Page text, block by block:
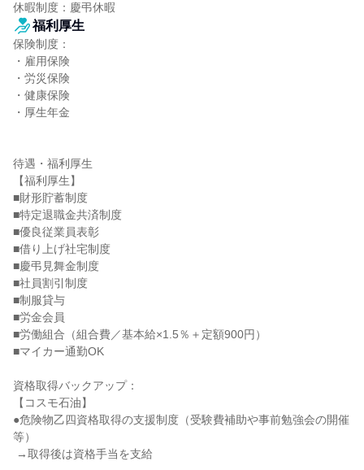
休暇制度：慶弔休暇
福利厚生
保険制度：
・雇用保険
・労災保険
・健康保険
・厚生年金
待遇・福利厚生
【福利厚生】
■財形貯蓄制度
■特定退職金共済制度
■優良従業員表彰
■借り上げ社宅制度
■慶弔見舞金制度
■社員割引制度
■制服貸与
■労金会員
■労働組合（組合費／基本給×1.5％＋定額900円）
■マイカー通勤OK
資格取得バックアップ：
【コスモ石油】
●危険物乙四資格取得の支援制度（受験費補助や事前勉強会の開催
等）